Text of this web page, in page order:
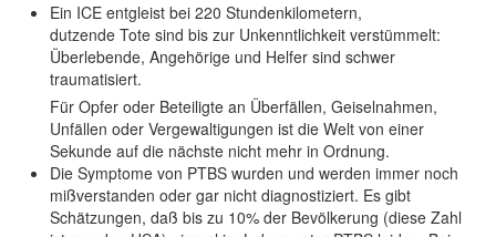
Ein ICE entgleist bei 220 Stundenkilometern,
dutzende Tote sind bis zur Unkenntlichkeit verstümmelt:
Überlebende, Angehörige und Helfer sind schwer
traumatisiert.
Für Opfer oder Beteiligte an Überfällen, Geiselnahmen,
Unfällen oder Vergewaltigungen ist die Welt von einer
Sekunde auf die nächste nicht mehr in Ordnung.
Die Symptome von PTBS wurden und werden immer noch
mißverstanden oder gar nicht diagnostiziert. Es gibt
Schätzungen, daß bis zu 10% der Bevölkerung (diese Zahl